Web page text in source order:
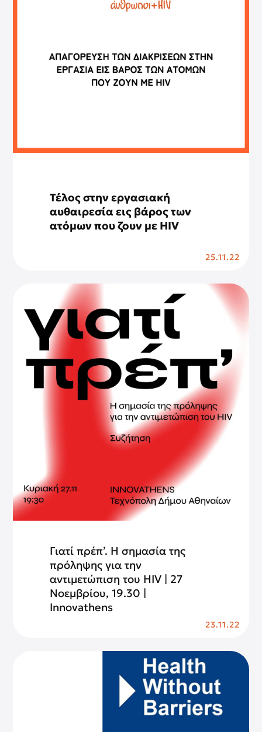
Τέλος στην εργασιακή
αυθαιρεσία εις βάρος των
ατόμων που ζουν με HIV
25.11.22
Γιατί πρέπ’. Η σημασία της
πρόληψης για την
αντιμετώπιση του HIV | 27
Νοεμβρίου, 19.30 |
Innovathens
23.11.22